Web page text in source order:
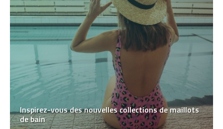
Inspirez-vous des nouvelles collections de maillots
de bain